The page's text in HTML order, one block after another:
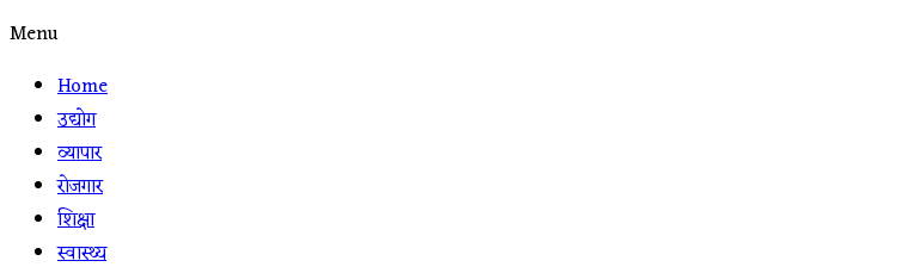
Menu
Home
उद्योग
व्यापार
रोजगार
शिक्षा
स्वास्थ्य